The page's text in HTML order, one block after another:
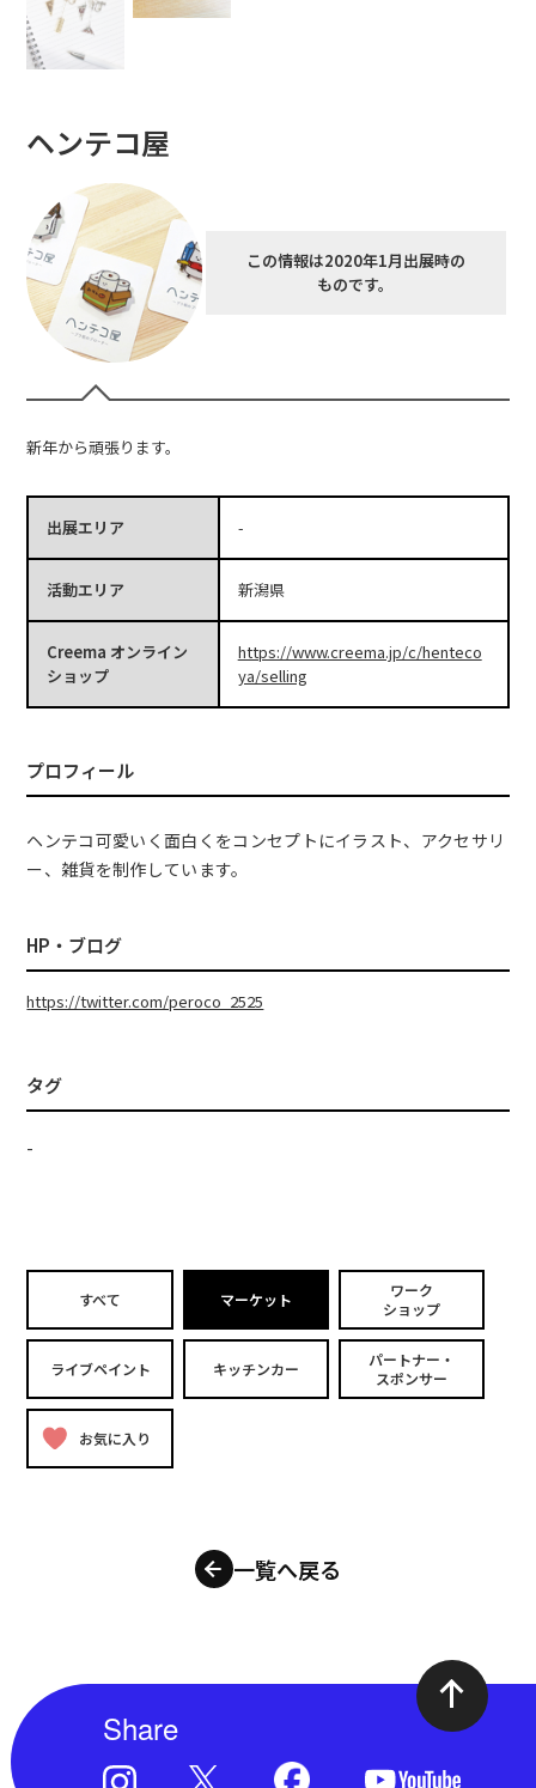
ヘンテコ屋
この情報は2020年1月出展時の
ものです。
新年から頑張ります。
出展エリア -
活動エリア 新潟県
Creema オンライン
ショップ
https://www.creema.jp/c/henteco
ya/selling
プロフィール
ヘンテコ可愛いく面白くをコンセプトにイラスト、アクセサリ
ー、雑貨を制作しています。
HP・ブログ
https://twitter.com/peroco_2525
タグ
-
すべて マーケット
ワーク
ショップ
ライブペイント キッチンカー
パートナー・
スポンサー
お気に入り
一覧へ戻る
Share